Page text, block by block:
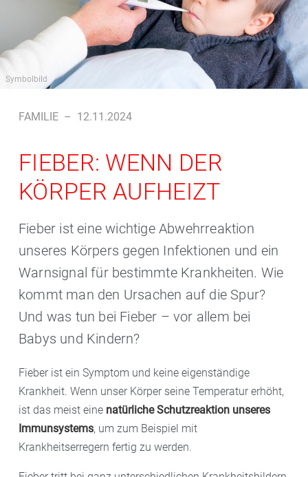
Symbolbild
FAMILIE – 12.11.2024
FIEBER: WENN DER
KÖRPER AUFHEIZT
Fieber ist eine wichtige Abwehrreaktion
unseres Körpers gegen Infektionen und ein
Warnsignal für bestimmte Krankheiten. Wie
kommt man den Ursachen auf die Spur?
Und was tun bei Fieber – vor allem bei
Babys und Kindern?
Fieber ist ein Symptom und keine eigenständige
Krankheit. Wenn unser Körper seine Temperatur erhöht,
ist das meist eine natürliche Schutzreaktion unseres
Immunsystems, um zum Beispiel mit
Krankheitserregern fertig zu werden.